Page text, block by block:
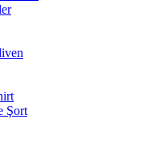
Şort